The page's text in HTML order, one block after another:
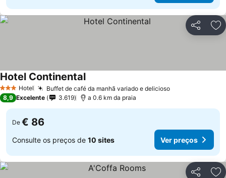
Partilhar
3 EstrelasHotel Buffet de café da manhã variado e deliciosoVer preços
Hotel ContinentalVer preços
8,9 Excelente 3.619 a 0.6 km da praia
De € 86
Consulte os preços de 10 sites Ver preços